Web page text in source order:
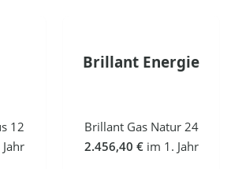
12
Brillant Energie
Brillant Gas Natur 24
2.456,40 € im 1. Jahr